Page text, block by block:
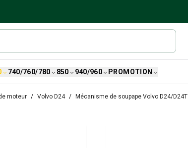
740/760/780 850 940/960 PROMOTION
moteur Volvo D24 Mécanisme de soupape Volvo D24/D24T